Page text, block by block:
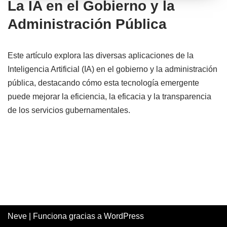
La IA en el Gobierno y la
Administración Pública
Este artículo explora las diversas aplicaciones de la
Inteligencia Artificial (IA) en el gobierno y la administración
pública, destacando cómo esta tecnología emergente
puede mejorar la eficiencia, la eficacia y la transparencia
de los servicios gubernamentales.
Neve | Funciona gracias a WordPress